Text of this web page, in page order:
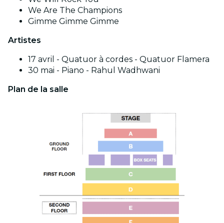
We Are The Champions
Gimme Gimme Gimme
Artistes
17 avril - Quatuor à cordes - Quatuor Flamera
30 mai - Piano - Rahul Wadhwani
Plan de la salle